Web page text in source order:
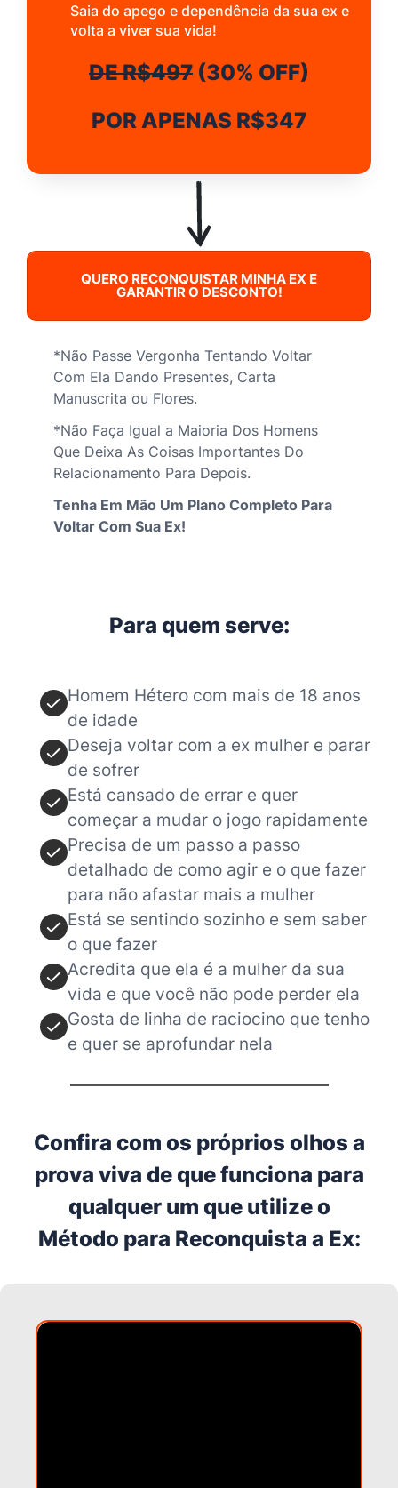
Saia do apego e dependência da sua ex e
volta a viver sua vida!
DE R$497 (30% OFF)
POR APENAS R$347
QUERO RECONQUISTAR MINHA EX E
GARANTIR O DESCONTO!
*Não Passe Vergonha Tentando Voltar
Com Ela Dando Presentes, Carta
Manuscrita ou Flores.
*Não Faça Igual a Maioria Dos Homens
Que Deixa As Coisas Importantes Do
Relacionamento Para Depois.
Tenha Em Mão Um Plano Completo Para
Voltar Com Sua Ex!
Para quem serve:
Homem Hétero com mais de 18 anos
de idade
Deseja voltar com a ex mulher e parar
de sofrer
Está cansado de errar e quer
começar a mudar o jogo rapidamente
Precisa de um passo a passo
detalhado de como agir e o que fazer
para não afastar mais a mulher
Está se sentindo sozinho e sem saber
o que fazer
Acredita que ela é a mulher da sua
vida e que você não pode perder ela
Gosta de linha de raciocino que tenho
e quer se aprofundar nela
Confira com os próprios olhos a
prova viva de que funciona para
qualquer um que utilize o
Método para Reconquista a Ex: